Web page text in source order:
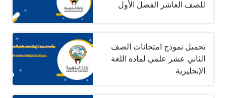
للصف العاشر الفصل الأول
تحميل نموذج امتحانات الصف
الثاني عشر علمي لمادة اللغة
الإنجليزية